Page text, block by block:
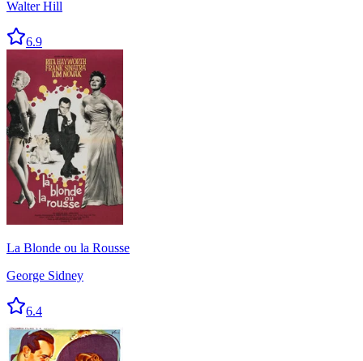
Walter Hill
6.9
La Blonde ou la Rousse
George Sidney
6.4